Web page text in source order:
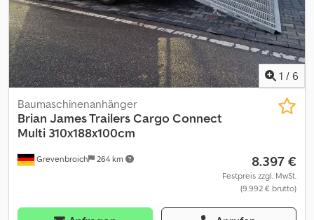
1 / 6
Grevenbroich 264 km
Baumaschinenanhänger
Brian James TrailersCargo Connect
Multi 310x188x100cm
8.397 €
Festpreis zzgl. MwSt.
(9.992 € brutto)